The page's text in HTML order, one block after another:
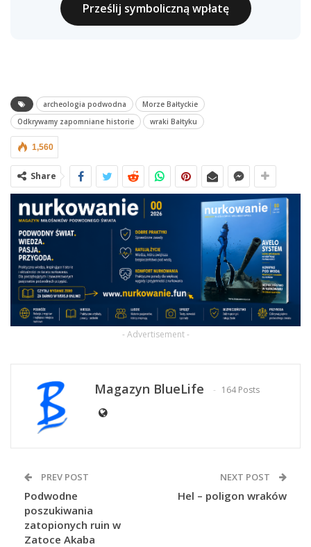
Prześlij symboliczną wpłatę
archeologia podwodna
Morze Bałtyckie
Odkrywamy zapomniane historie
wraki Bałtyku
1,560
Share
- Advertisement -
Magazyn BlueLife 164 Posts
PREV POST
Podwodne
poszukiwania
zatopionych ruin w
Zatoce Akaba
NEXT POST
Hel – poligon wraków